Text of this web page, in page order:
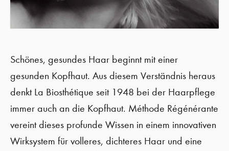
Schönes, gesundes Haar beginnt mit einer
gesunden Kopfhaut. Aus diesem Verständnis heraus
denkt La Biosthétique seit 1948 bei der Haarpflege
immer auch an die Kopfhaut. Méthode Régénérante
vereint dieses profunde Wissen in einem innovativen
Wirksystem für volleres, dichteres Haar und eine